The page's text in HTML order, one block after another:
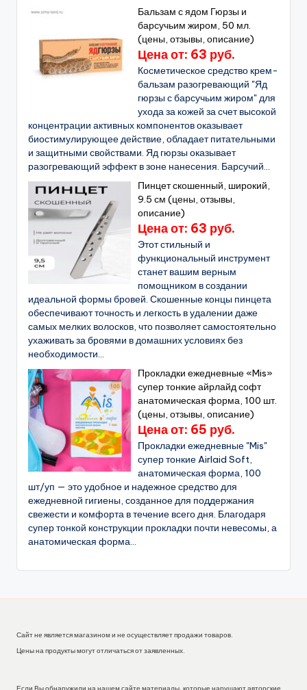
Бальзам с ядом Гюрзы и
барсучьим жиром, 50 мл.
(цены, отзывы, описание)
Цена от: 63 руб.
Косметическое средство крем-
бальзам разогревающий "Яд
гюрзы с барсучьим жиром" для
ухода за кожей за счет высокой
концентрации активных компонентов оказывает
биостимулирующее действие, обладает питательными
и защитными свойствами. Яд гюрзы оказывает
разогревающий эффект в зоне нанесения. Барсучий...
Пинцет скошенный, широкий,
9.5 см (цены, отзывы,
описание)
Цена от: 63 руб.
Этот стильный и
функциональный инструмент
станет вашим верным
помощником в создании
идеальной формы бровей. Скошенные концы пинцета
обеспечивают точность и легкость в удалении даже
самых мелких волосков, что позволяет самостоятельно
ухаживать за бровями в домашних условиях без
необходимости...
Прокладки ежедневные «Mis»
супер тонкие айрлайд софт
анатомическая форма, 100 шт.
(цены, отзывы, описание)
Цена от: 65 руб.
Прокладки ежедневные "Mis"
супер тонкие Airlaid Soft,
анатомическая форма, 100
шт/уп — это удобное и надежное средство для
ежедневной гигиены, созданное для поддержания
свежести и комфорта в течение всего дня. Благодаря
супер тонкой конструкции прокладки почти невесомы, а
анатомическая форма...
Сайт не является магазином и не осуществляет продажи товаров.
Цены на продукты могут отличаться от заявленных.